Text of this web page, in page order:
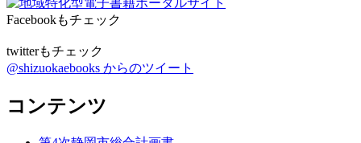
Facebookもチェック
twitterもチェック
@shizuokaebooks からのツイート
コンテンツ